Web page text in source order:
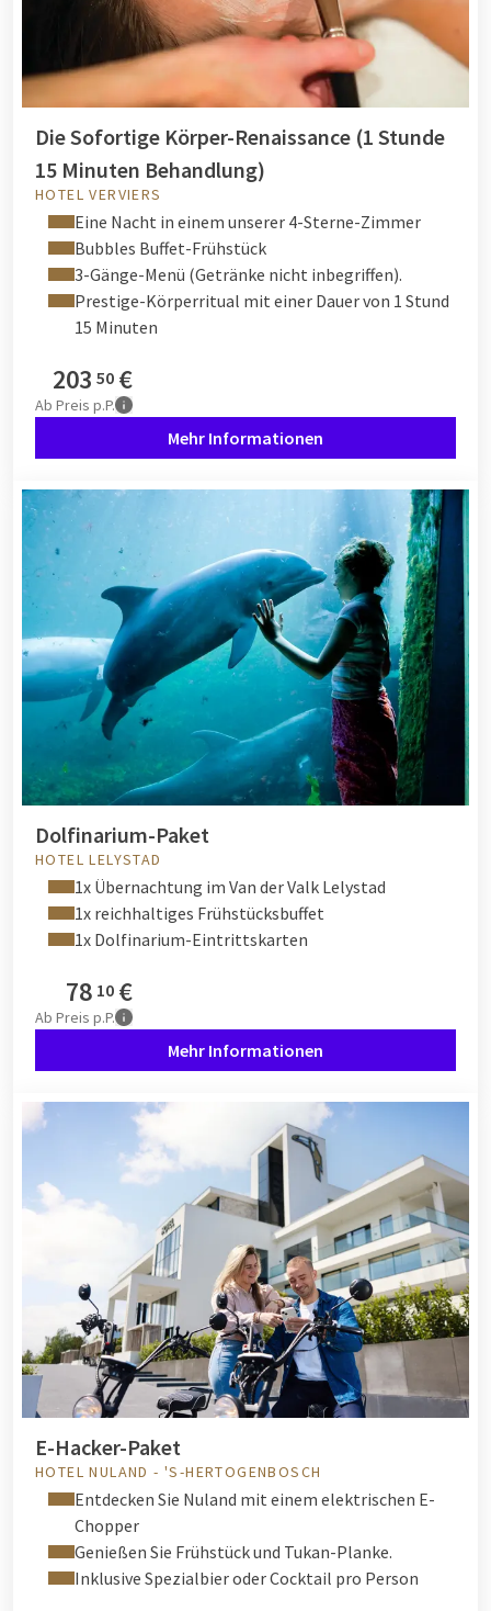
Die Sofortige Körper-Renaissance (1 Stunde
15 Minuten Behandlung)
HOTEL VERVIERS
Eine Nacht in einem unserer 4-Sterne-Zimmer
Bubbles Buffet-Frühstück
3-Gänge-Menü (Getränke nicht inbegriffen).
Prestige-Körperritual mit einer Dauer von 1 Stund
15 Minuten
203 50 €
Ab Preis p.P.
Mehr Informationen
Dolfinarium-Paket
HOTEL LELYSTAD
1x Übernachtung im Van der Valk Lelystad
1x reichhaltiges Frühstücksbuffet
1x Dolfinarium-Eintrittskarten
78 10 €
Ab Preis p.P.
Mehr Informationen
E-Hacker-Paket
HOTEL NULAND - 'S-HERTOGENBOSCH
Entdecken Sie Nuland mit einem elektrischen E-
Chopper
Genießen Sie Frühstück und Tukan-Planke.
Inklusive Spezialbier oder Cocktail pro Person